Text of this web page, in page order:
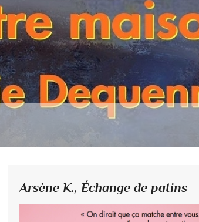
Arsène K., Échange de patins